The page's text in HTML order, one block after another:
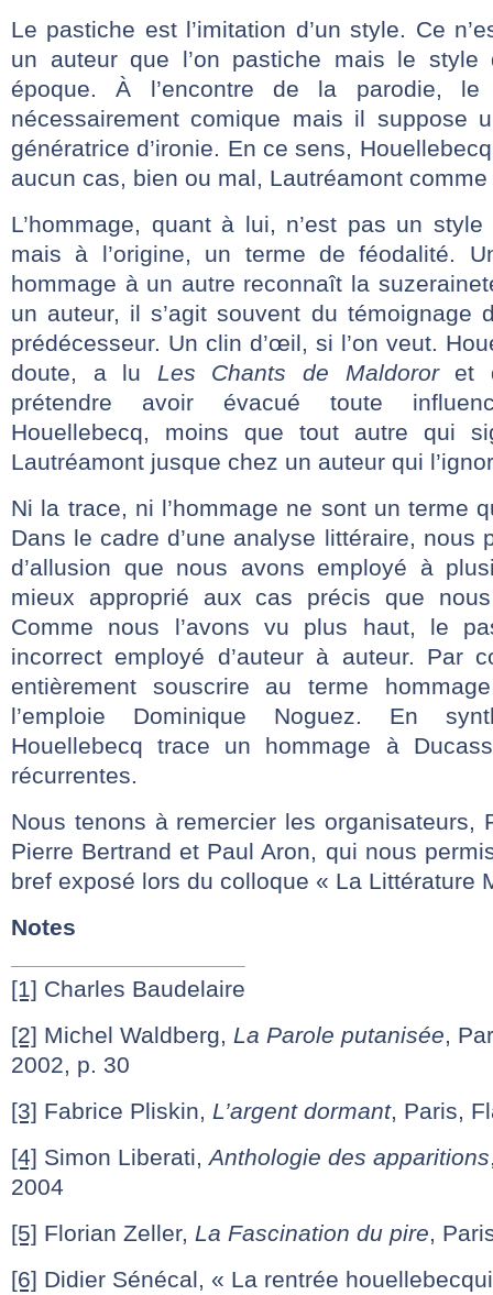
Le pastiche est l’imitation d’un style. Ce
un auteur que l’on pastiche mais le style
époque. À l’encontre de la parodie, le
nécessairement comique mais il suppose
génératrice d’ironie. En ce sens,
aucun cas, bien ou mal, Lautréamont comme
L’hommage, quant à lui, n’est pas un
mais à l’origine, un terme de féodalité.
hommage à un autre reconnaît la
un auteur, il s’agit souvent du témoignage
prédécesseur. Un clin d’œil, si l’on veut.
doute, a lu Les Chants de Maldororet
prétendre avoir évacué toute
Houellebecq, moins que tout autre qui
Lautréamont jusque chez un auteur qui
Ni la trace, ni l’hommage ne sont un terme
Dans le cadre d’une analyse littéraire, nous
d’allusion que nous avons employé à
mieux approprié aux cas précis que
Comme nous l’avons vu plus haut, le
incorrect employé d’auteur à auteur. Par
entièrement souscrire au terme
l’emploie Dominique Noguez. En
Houellebecq trace un hommage à
récurrentes.
Nous tenons à remercier les organisateurs,
Pierre Bertrand et Paul Aron, qui nous
bref exposé lors du colloque « La Littérature
Notes
[1] Charles Baudelaire
[2] Michel Waldberg, La Parole putanisée,
2002, p. 30
[3] Fabrice Pliskin, L’argent dormant, Paris,
[4] Simon Liberati,Anthologie des apparitions
2004
[5] Florian Zeller, La Fascination du pire,
[6] Didier Sénécal, « La rentrée